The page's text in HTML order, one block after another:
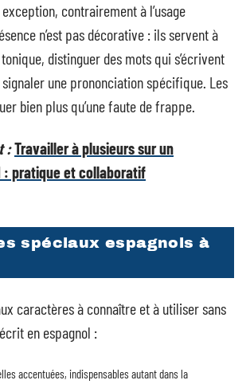
contrairement à l’usage
n’est pas décorative : ils servent à
distinguer des mots qui s’écrivent
une prononciation spécifique. Les
bien plus qu’une faute de frappe.
:Travailler à plusieurs sur un
: pratique et collaboratif
spéciaux espagnols à
caractères à connaître et à utiliser sans
en espagnol :
accentuées, indispensables autant dans la